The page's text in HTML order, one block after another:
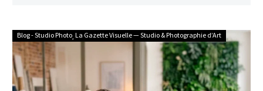
Blog - Studio Photo La Gazette Visuelle — Studio & Photographie d’Art